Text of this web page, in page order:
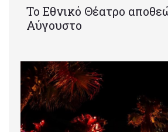
Το Εθνικό Θέατρο
Αύγουστο